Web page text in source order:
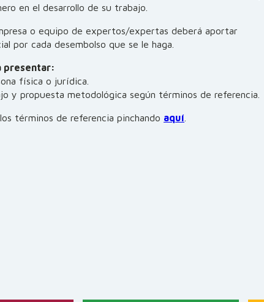
en el desarrollo de su trabajo.
o equipo de expertos/expertas deberá aportar
por cada desembolso que se le haga.
presentar:
física o jurídica.
y propuesta metodológica según términos de referencia.
términos de referencia pinchando aquí